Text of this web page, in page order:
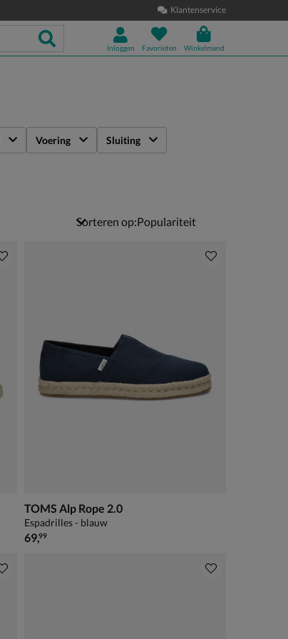
Klantenservice
Inloggen Favorieten Winkelmand
Voering Sluiting
Sorteren op:
TOMS Alp Rope 2.0
Espadrilles - blauw
€ 69,99
69,99